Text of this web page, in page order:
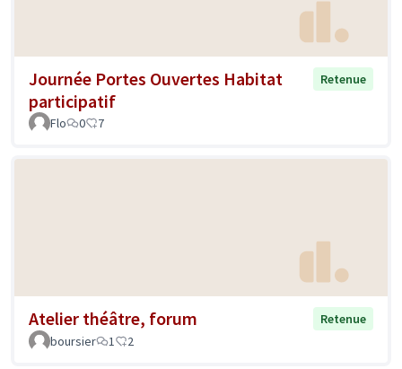
Journée Portes Ouvertes Habitat
participatif
Retenue
Flo 0 7
Atelier théâtre, forum
Retenue
boursier
1 2